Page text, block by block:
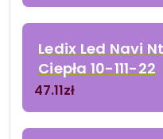
Ledix Led Navi
Ciepła 10-111-22
47.11zł